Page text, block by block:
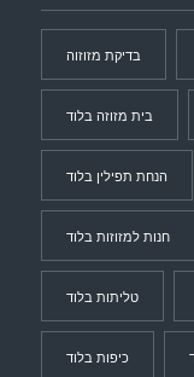
בדיקת מזוזוה
בית מזוזה בלוד
הנחת תפילין בלוד
חנות למזוזות בלוד
טליתות בלוד
כיפות בלוד